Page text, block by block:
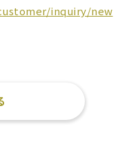
inquiry/new